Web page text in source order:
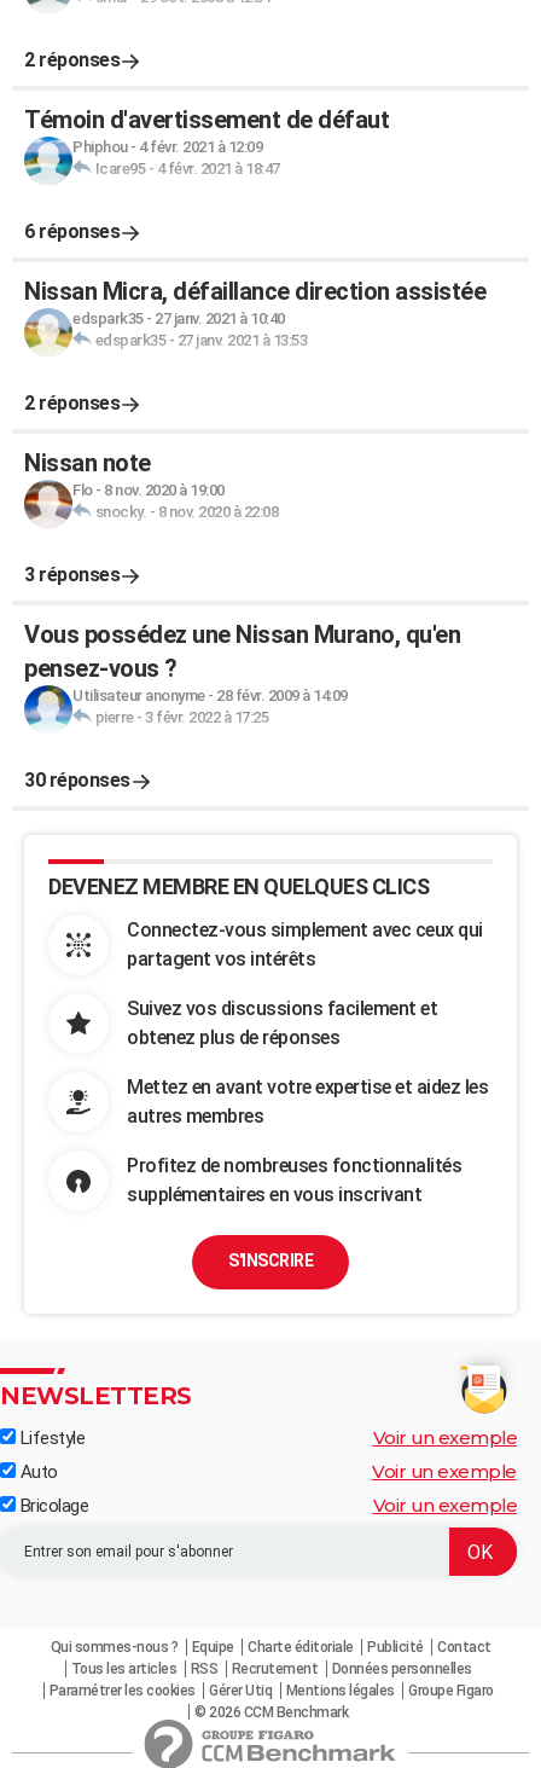
2 réponses
Témoin d'avertissement de défaut
Phiphou- 4 févr. 2021 à 12:09
Icare95- 4 févr. 2021 à 18:47
6 réponses
Nissan Micra, défaillance direction assistée
edspark35- 27 janv. 2021 à 10:40
edspark35- 27 janv. 2021 à 13:53
2 réponses
Nissan note
Flo- 8 nov. 2020 à 19:00
snocky. - 8 nov. 2020 à 22:08
3 réponses
Vous possédez une Nissan Murano, qu'en
pensez-vous ?
Utilisateur anonyme- 28 févr. 2009 à 14:09
pierre- 3 févr. 2022 à 17:25
30 réponses
DEVENEZ MEMBRE EN QUELQUES CLICS
Connectez-vous simplement avec ceux qui
partagent vos intérêts
Suivez vos discussions facilement et
obtenez plus de réponses
Mettez en avant votre expertise et aidez les
autres membres
Profitez de nombreuses fonctionnalités
supplémentaires en vous inscrivant
S'INSCRIRE
NEWSLETTERS
Lifestyle Voir un exemple
Auto Voir un exemple
Bricolage Voir un exemple
Qui sommes-nous ? Equipe Charte éditoriale Publicité
Contact
Tous les articles
RSS Recrutement
Données personnelles
Paramétrer les cookies
Gérer Utiq Mentions légales
Groupe Figaro
© 2026 CCM Benchmark